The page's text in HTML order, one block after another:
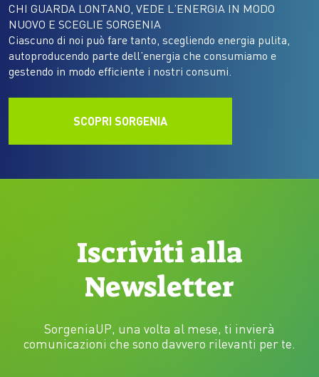
CHI GUARDA LONTANO, VEDE L’ENERGIA IN MODO
NUOVO E SCEGLIE SORGENIA
Ciascuno di noi può fare tanto, scegliendo energia pulita,
autoproducendo parte dell’energia che consumiamo e
gestendo in modo efficiente i nostri consumi.
SCOPRI SORGENIA
Iscriviti alla
Newsletter
SorgeniaUP, una volta al mese, ti invierà
comunicazioni che sono davvero rilevanti per te.